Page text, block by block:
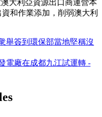
大利亞資源出口商運營本
和作業添加，削弱澳大利
舉簽到環保部當地堅稱沒
電廠在成都九江試運轉 -